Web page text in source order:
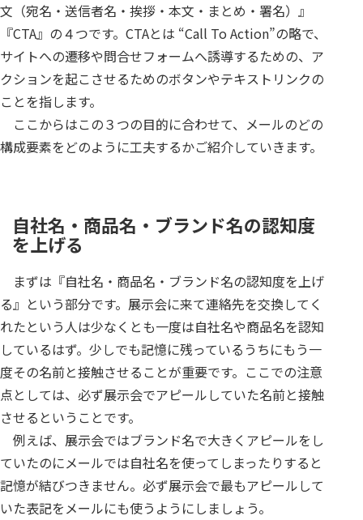
文（宛名・送信者名・挨拶・本文・まとめ・署名）』
『CTA』の４つです。CTAとは “Call To Action”の略で、
サイトへの遷移や問合せフォームへ誘導するための、ア
クションを起こさせるためのボタンやテキストリンクの
ことを指します。
ここからはこの３つの目的に合わせて、メールのどの
構成要素をどのように工夫するかご紹介していきます。
自社名・商品名・ブランド名の認知度
を上げる
まずは『自社名・商品名・ブランド名の認知度を上げ
る』という部分です。展示会に来て連絡先を交換してく
れたという人は少なくとも一度は自社名や商品名を認知
しているはず。少しでも記憶に残っているうちにもう一
度その名前と接触させることが重要です。ここでの注意
点としては、必ず展示会でアピールしていた名前と接触
させるということです。
例えば、展示会ではブランド名で大きくアピールをし
ていたのにメールでは自社名を使ってしまったりすると
記憶が結びつきません。必ず展示会で最もアピールして
いた表記をメールにも使うようにしましょう。